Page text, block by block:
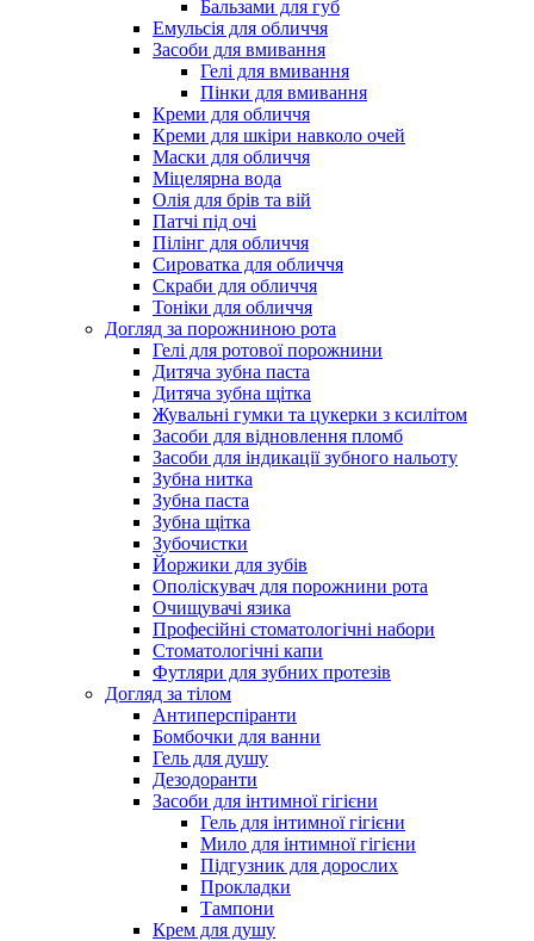
Бальзами для губ
Емульсія для обличчя
Засоби для вмивання
Гелі для вмивання
Пінки для вмивання
Креми для обличчя
Креми для шкіри навколо очей
Маски для обличчя
Міцелярна вода
Олія для брів та вій
Патчі під очі
Пілінг для обличчя
Сироватка для обличчя
Скраби для обличчя
Тоніки для обличчя
Догляд за порожниною рота
Гелі для ротової порожнини
Дитяча зубна паста
Дитяча зубна щітка
Жувальні гумки та цукерки з ксилітом
Засоби для відновлення пломб
Засоби для індикації зубного нальоту
Зубна нитка
Зубна паста
Зубна щітка
Зубочистки
Йоржики для зубів
Ополіскувач для порожнини рота
Очищувачі язика
Професійні стоматологічні набори
Стоматологічні капи
Футляри для зубних протезів
Догляд за тілом
Антиперспіранти
Бомбочки для ванни
Гель для душу
Дезодоранти
Засоби для інтимної гігієни
Гель для інтимної гігієни
Мило для інтимної гігієни
Підгузник для дорослих
Прокладки
Тампони
Крем для душу